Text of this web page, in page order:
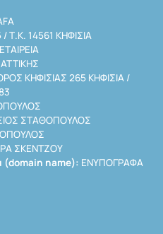
Τ.Κ. 14561 ΚΗΦΙΣΙΑ
ΚΗΦΙΣΙΑΣ 265 ΚΗΦΙΣΙΑ /
ΣΤΑΘΟΠΟΥΛΟΣ
ΣΚΕΝΤΖΟΥ
(domain name): ΕΝΥΠΟΓΡΑΦΑ